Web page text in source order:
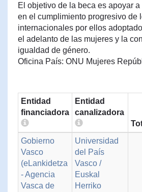
El objetivo de la beca es apoyar
en el cumplimiento progresivo de
internacionales por ellos
el adelanto de las mujeres y la
igualdad de género.
Oficina País: ONU Mujeres
Entidad
financiadora
Entidad
canalizadora
Gobierno
Vasco
(eLankidetza
- Agencia
Vasca de
Universidad
del País
Vasco /
Euskal
Herriko